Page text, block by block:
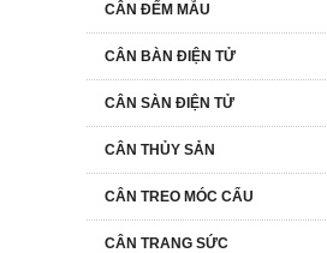
CÂN ĐẾM MẪU
CÂN BÀN ĐIỆN TỬ
CÂN SÀN ĐIỆN TỬ
CÂN THỦY SẢN
CÂN TREO MÓC CẨU
CÂN TRANG SỨC